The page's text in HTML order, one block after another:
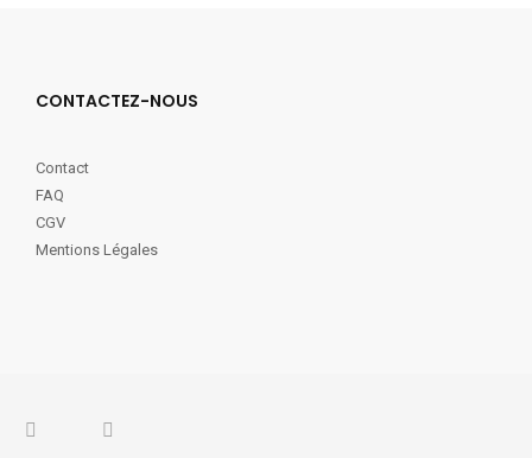
CONTACTEZ-NOUS
Contact
FAQ
CGV
Mentions Légales